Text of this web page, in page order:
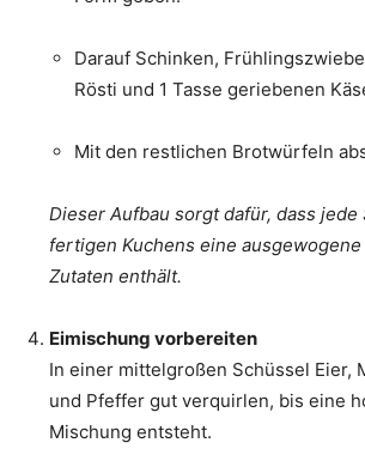
Darauf Schinken,
Rösti und 1 Tasse geriebenen
Mit den restlichen Brotwürfeln
Dieser Aufbau sorgt dafür, dass jede
fertigen Kuchens eine
Zutaten enthält.
Eimischung vorbereiten
In einer mittelgroßen Schüssel Eier,
und Pfeffer gut verquirlen, bis eine
Mischung entsteht.